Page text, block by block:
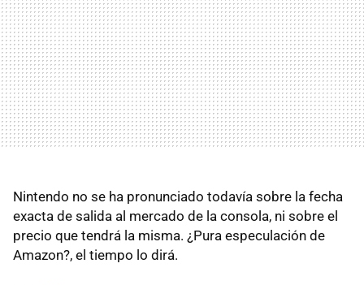
Nintendo no se ha pronunciado todavía sobre la fecha
exacta de salida al mercado de la consola, ni sobre el
precio que tendrá la misma. ¿Pura especulación de
Amazon?, el tiempo lo dirá.